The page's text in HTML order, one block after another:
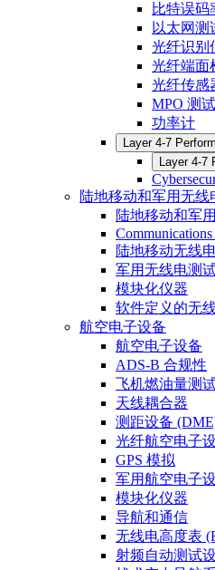
比特误码
以太网测
光纤识别
光纤端面
光纤传感
MPO 测
功率计
Layer 4-7
Layer 4-7
陆地移动和军用无线
陆地移动和军
陆地移动无线
军用无线电测
模块化仪器
软件定义的无
航空电子设备
航空电子设备
ADS-B 合规性
飞机燃油量测
天线耦合器
测距设备
光纤航空电子
GPS 模拟
军用航空电子
模块化仪器
导航和通信
无线电高度表
射频自动测试